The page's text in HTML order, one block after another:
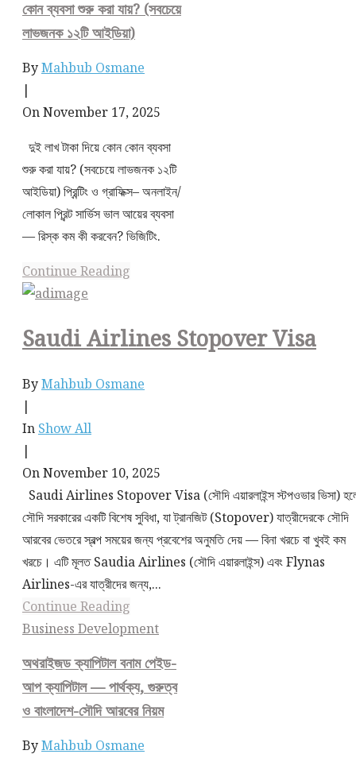
কোন ব্যবসা শুরু করা যায়? (সবচেয়ে
লাভজনক ১২টি আইডিয়া)
ByMahbub Osmane
|
On November 17, 2025
দুই লাখ টাকা দিয়ে কোন কোন ব্যবসা
শুরু করা যায়? (সবচেয়ে লাভজনক ১২টি
আইডিয়া) প্রিন্টিং ও গ্রাফিক্স– অনলাইন/
লোকাল প্রিন্ট সার্ভিস ভাল আয়ের ব্যবসা
— রিস্ক কম কী করবেন? ভিজিটিং.
Continue Reading
Saudi Airlines Stopover Visa
ByMahbub Osmane
|
In Show All
|
On November 10, 2025
Saudi Airlines Stopover Visa (সৌদি এয়ারলাইন্স স্টপওভার ভিসা)
সৌদি সরকারের একটি বিশেষ সুবিধা, যা ট্রানজিট (Stopover) যাত্রীদেরকে সৌদি
আরবের ভেতরে স্বল্প সময়ের জন্য প্রবেশের অনুমতি দেয় — বিনা খরচে বা খুবই কম
খরচে। এটি মূলত Saudia Airlines (সৌদি এয়ারলাইন্স) এবং Flynas
Airlines-এর যাত্রীদের জন্য,...
Continue Reading
Business Development
অথরাইজড ক্যাপিটাল বনাম পেইড-
আপ ক্যাপিটাল — পার্থক্য, গুরুত্ব
ও বাংলাদেশ-সৌদি আরবের নিয়ম
ByMahbub Osmane